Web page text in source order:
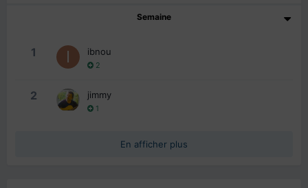
Semaine
1 ibnou
2
2 jimmy
1
En afficher plus